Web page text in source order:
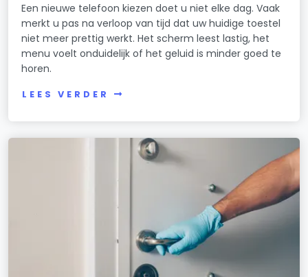
Een nieuwe telefoon kiezen doet u niet elke dag. Vaak
merkt u pas na verloop van tijd dat uw huidige toestel
niet meer prettig werkt. Het scherm leest lastig, het
menu voelt onduidelijk of het geluid is minder goed te
horen.
LEES VERDER